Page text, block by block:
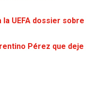
UEFA dossier sobre
Pérez que deje